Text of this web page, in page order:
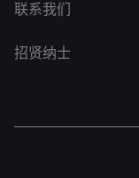
联系我们
招贤纳士